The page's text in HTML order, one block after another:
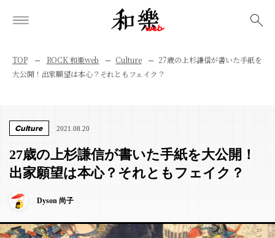
TOP ROCK 和樂web Culture
27歳の上杉謙信が書いた手紙を
大公開！出家願望は本心？それともフェイク？
Culture 2021.08.20
27歳の上杉謙信が書いた手紙を大公開！
出家願望は本心？それともフェイク？
Dyson 尚子